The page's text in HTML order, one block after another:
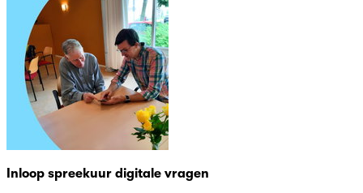
Inloop spreekuur digitale vragen